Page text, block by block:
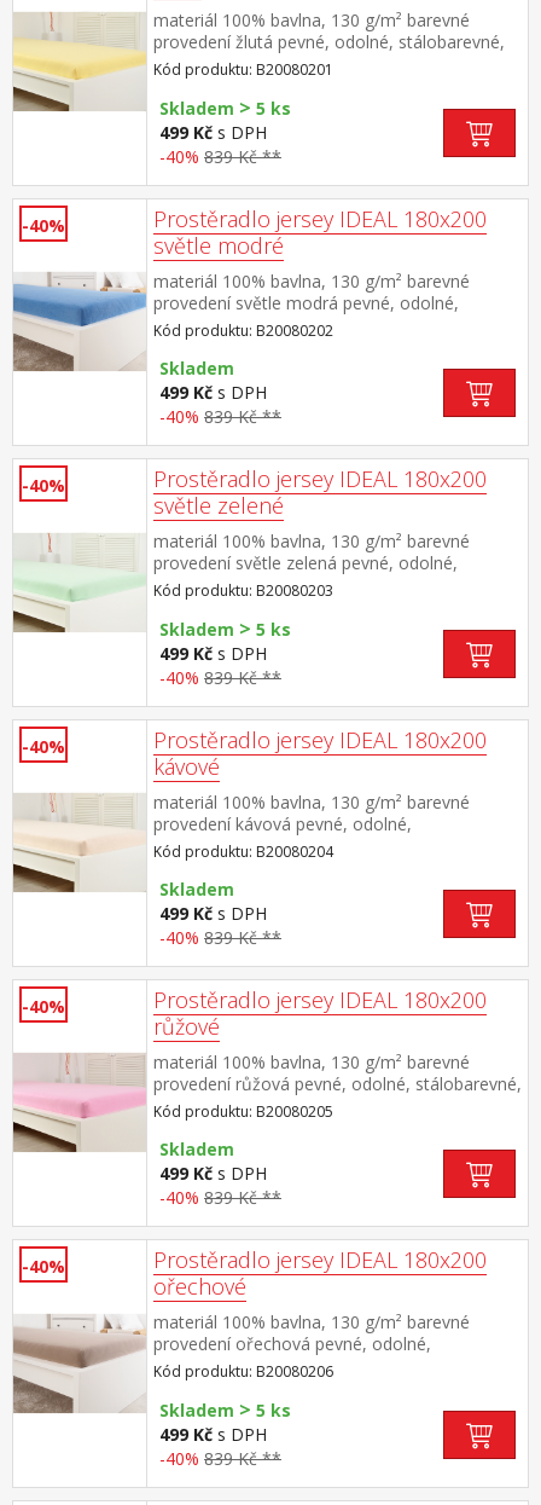
materiál 100% bavlna, 130 g/m² barevné
provedení žlutá pevné, odolné, stálobarevné,
obšito gumou pro matrace do výšky 25
cm pratelné do 60 °C
Kód produktu: B20080201
Skladem > 5 ks
499 Kč s DPH
-40% 839 Kč **
-40%
Prostěradlo jersey IDEAL 180x200
světle modré
materiál 100% bavlna, 130 g/m² barevné
provedení světle modrá pevné, odolné,
stálobarevné, obšito gumou pro matrace do
výšky 25 cm pratelné do 60 °C
Kód produktu: B20080202
Skladem
499 Kč s DPH
-40% 839 Kč **
-40%
Prostěradlo jersey IDEAL 180x200
světle zelené
materiál 100% bavlna, 130 g/m² barevné
provedení světle zelená pevné, odolné,
stálobarevné, obšito gumou pro matrace do
výšky 25 cm pratelné do 60 °C
Kód produktu: B20080203
Skladem > 5 ks
499 Kč s DPH
-40% 839 Kč **
-40%
Prostěradlo jersey IDEAL 180x200
kávové
materiál 100% bavlna, 130 g/m² barevné
provedení kávová pevné, odolné,
stálobarevné, obšito gumou pro matrace do
výšky 25 cm pratelné do 60 °C
Kód produktu: B20080204
Skladem
499 Kč s DPH
-40% 839 Kč **
-40%
Prostěradlo jersey IDEAL 180x200
růžové
materiál 100% bavlna, 130 g/m² barevné
provedení růžová pevné, odolné, stálobarevné,
obšito gumou pro matrace do výšky 25
cm pratelné do 60 °C
Kód produktu: B20080205
Skladem
499 Kč s DPH
-40% 839 Kč **
-40%
Prostěradlo jersey IDEAL 180x200
ořechové
materiál 100% bavlna, 130 g/m² barevné
provedení ořechová pevné, odolné,
stálobarevné, obšito gumou pro matrace do
výšky 25 cm pratelné do 60 °C
Kód produktu: B20080206
Skladem > 5 ks
499 Kč s DPH
-40% 839 Kč **